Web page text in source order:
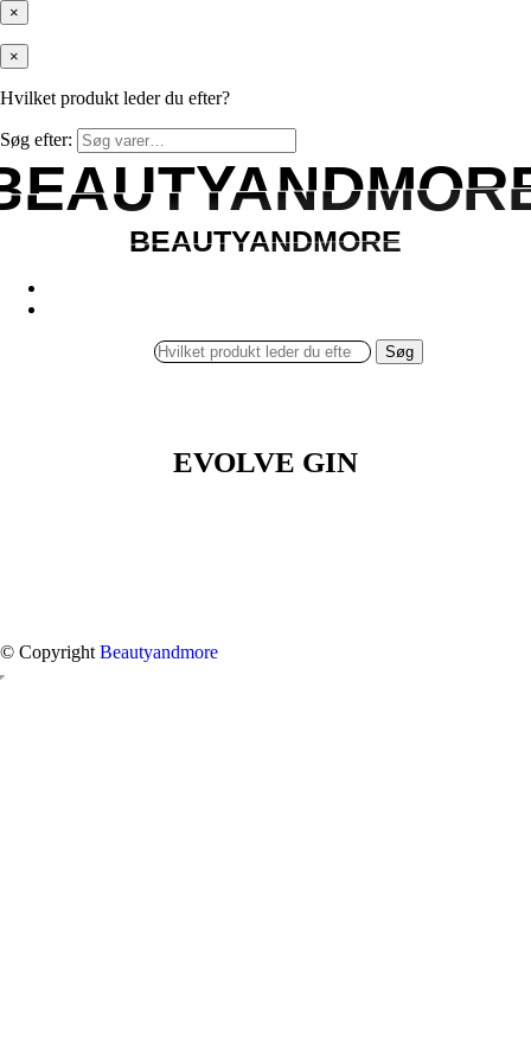
×
×
Hvilket produkt leder du efter?
Søg efter:
BEAUTYANDMORE
BEAUTYANDMORE
Søg
EVOLVE GIN
© Copyright Beautyandmore